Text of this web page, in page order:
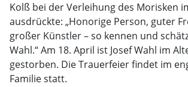
Kolß bei der Verleihung des Morisken
ausdrückte: „Honorige Person, guter
großer Künstler – so kennen und
Wahl.“ Am 18. April ist Josef Wahl im
gestorben. Die Trauerfeier findet im
Familie statt.